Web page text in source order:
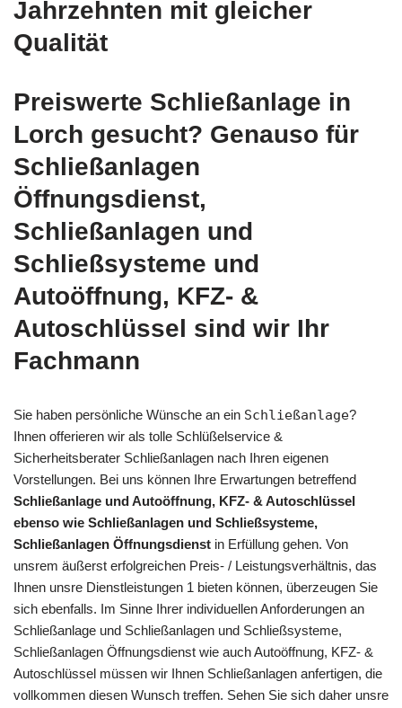
Jahrzehnten mit gleicher
Qualität
Preiswerte Schließanlage in
Lorch gesucht? Genauso für
Schließanlagen
Öffnungsdienst,
Schließanlagen und
Schließsysteme und
Autoöffnung, KFZ- &
Autoschlüssel sind wir Ihr
Fachmann
Sie haben persönliche Wünsche an ein Schließanlage?
Ihnen offerieren wir als tolle Schlüßelservice &
Sicherheitsberater Schließanlagen nach Ihren eigenen
Vorstellungen. Bei uns können Ihre Erwartungen betreffend
Schließanlage und Autoöffnung, KFZ- & Autoschlüssel
ebenso wie Schließanlagen und Schließsysteme,
Schließanlagen Öffnungsdienst in Erfüllung gehen. Von
unsrem äußerst erfolgreichen Preis- / Leistungsverhältnis, das
Ihnen unsre Dienstleistungen 1 bieten können, überzeugen Sie
sich ebenfalls. Im Sinne Ihrer individuellen Anforderungen an
Schließanlage und Schließanlagen und Schließsysteme,
Schließanlagen Öffnungsdienst wie auch Autoöffnung, KFZ- &
Autoschlüssel müssen wir Ihnen Schließanlagen anfertigen, die
vollkommen diesen Wunsch treffen. Sehen Sie sich daher unsre